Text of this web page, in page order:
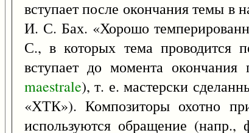
вступает после окончания темы в
И. С. Бах. «Хорошо
С., в которых тема проводится
вступает до момента
maestrale), т. е. мастерски
«ХТК»). Композиторы охотно
используются обращение (напр.,